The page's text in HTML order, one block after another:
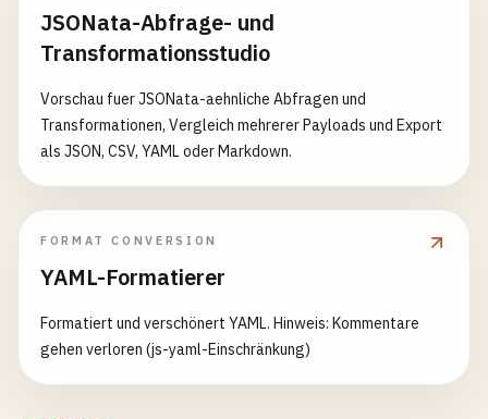
JSONata-Abfrage- und
Transformationsstudio
Vorschau fuer JSONata-aehnliche Abfragen und
Transformationen, Vergleich mehrerer Payloads und Export
als JSON, CSV, YAML oder Markdown.
FORMAT CONVERSION
YAML-Formatierer
Formatiert und verschönert YAML. Hinweis: Kommentare
gehen verloren (js-yaml-Einschränkung)